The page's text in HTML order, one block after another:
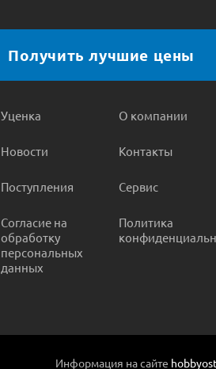
Получить лучшие цены
Уценка
Новости
Поступления
Согласие на
обработку
персональных
данных
О компании
Контакты
Сервис
Политика
Информация на сайте